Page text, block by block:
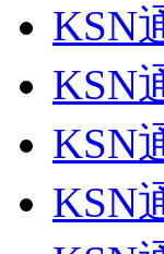
KSN
KSN
KSN
KSN